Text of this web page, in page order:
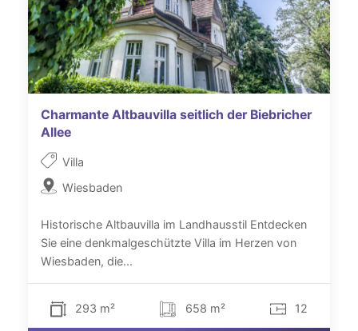
Charmante Altbauvilla seitlich der Biebricher
Allee
Villa
Wiesbaden
Historische Altbauvilla im Landhausstil Entdecken
Sie eine denkmalgeschützte Villa im Herzen von
Wiesbaden, die...
293 m² 658 m² 12